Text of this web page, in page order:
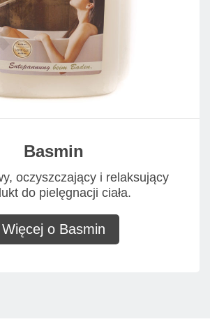
Basmin
oczyszczający i relaksujący
do pielęgnacji ciała.
Więcej o Basmin